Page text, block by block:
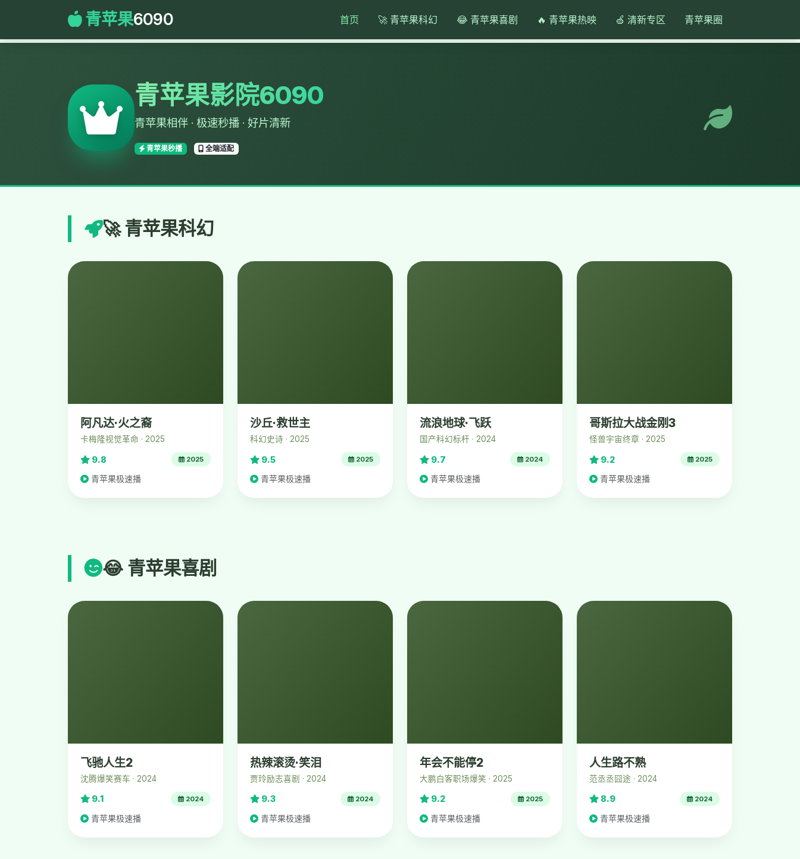
青苹果6090 首页 🚀 青苹果科幻 😂 青苹果喜剧 🔥 青苹果热映 🍏 清新专区 青苹果圈
青苹果影院6090
青苹果相伴 · 极速秒播 · 好片清新
青苹果秒播 全端适配
🚀 青苹果科幻
阿凡达·火之裔
卡梅隆视觉革命 · 2025
9.8 2025
青苹果极速播
沙丘·救世主
科幻史诗 · 2025
9.5 2025
青苹果极速播
流浪地球·飞跃
国产科幻标杆 · 2024
9.7 2024
青苹果极速播
哥斯拉大战金刚3
怪兽宇宙终章 · 2025
9.2 2025
青苹果极速播
😂 青苹果喜剧
飞驰人生2
沈腾爆笑赛车 · 2024
9.1 2024
青苹果极速播
热辣滚烫·笑泪
贾玲励志喜剧 · 2024
9.3 2024
青苹果极速播
年会不能停2
大鹏白客职场爆笑 · 2025
9.2 2025
青苹果极速播
人生路不熟
范丞丞囧途 · 2024
8.9 2024
青苹果极速播